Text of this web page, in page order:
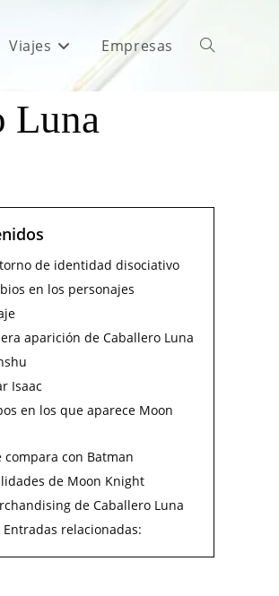
Viajes Empresas
Luna
de identidad disociativo
en los personajes
aparición de Caballero Luna
Isaac
en los que aparece Moon
compara con Batman
de Moon Knight
de Caballero Luna
Entradas relacionadas: